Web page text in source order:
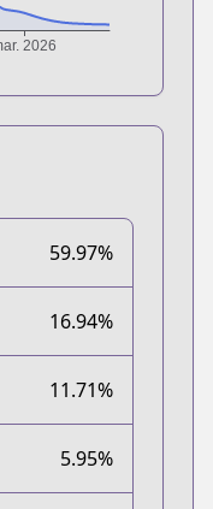
59.97%
16.94%
11.71%
5.95%